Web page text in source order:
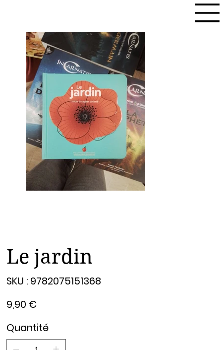
Le jardin
SKU : 9782075151368
9782075151368
9,90 €
Quantité